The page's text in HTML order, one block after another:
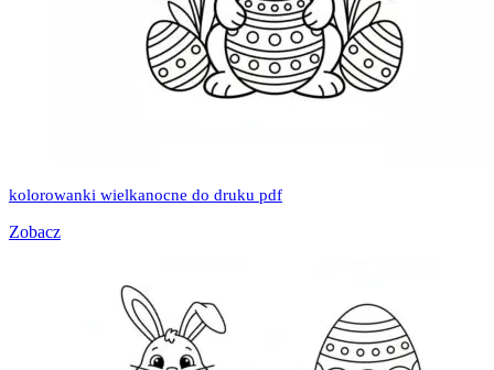
kolorowanki wielkanocne do druku pdf
Zobacz